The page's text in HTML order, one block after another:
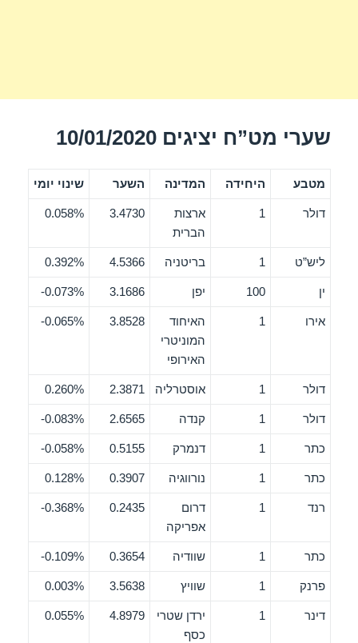
שערי מט”ח יציגים 10/01/2020
מטבע היחידה המדינה השער שינוי יומי
דולר 1
ארצות
הברית
3.4730
0.058%
ליש”ט 1 בריטניה 4.5366
0.392%
ין 100 יפן 3.1686
0.073%-
אירו 1
האיחוד
המוניטרי
האירופי
3.8528
0.065%-
דולר 1 אוסטרליה 2.3871
0.260%
דולר 1 קנדה 2.6565
0.083%-
כתר 1 דנמרק 0.5155
0.058%-
כתר 1 נורווגיה 0.3907
0.128%
רנד 1
דרום
אפריקה
0.2435
0.368%-
כתר 1 שוודיה 0.3654
0.109%-
פרנק 1 שוויץ 3.5638
0.003%
דינר 1
ירדן שטרי
כסף
4.8979
0.055%